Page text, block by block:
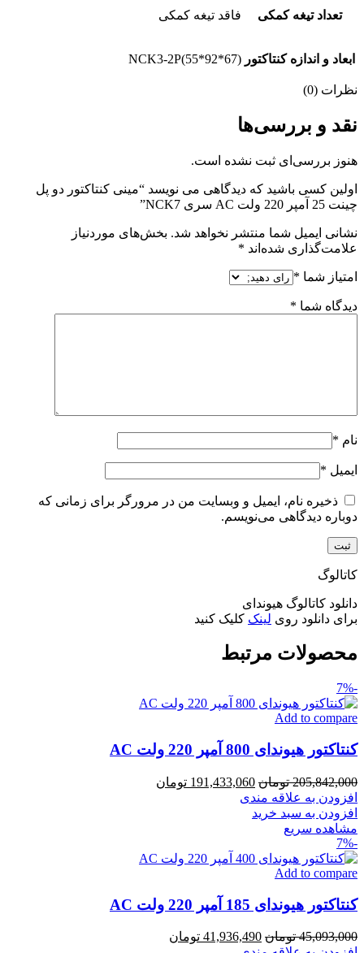
تعداد تیغه کمکی فاقد تیغه کمکی
ابعاد و اندازه کنتاکتور NCK3-2P(55*92*67)
نظرات (0)
نقد و بررسی‌ها
هنوز بررسی‌ای ثبت نشده است.
اولین کسی باشید که دیدگاهی می نویسد “مینی کنتاکتور دو پل
چینت 25 آمپر 220 ولت AC سری NCK7”
نشانی ایمیل شما منتشر نخواهد شد. بخش‌های موردنیاز
علامت‌گذاری شده‌اند *
امتیاز شما *
دیدگاه شما *
نام *
ایمیل *
ذخیره نام، ایمیل و وبسایت من در مرورگر برای زمانی که
دوباره دیدگاهی می‌نویسم.
کاتالوگ
دانلود کاتالوگ هیوندای
برای دانلود روی لینک کلیک کنید
محصولات مرتبط
-7%
Add to compare
کنتاکتور هیوندای 800 آمپر 220 ولت AC
205,842,000 تومان قیمت
اصلی
191,433,060 تومان
افزودن به علاقه مندی
افزودن به سبد خرید
مشاهده سریع
-7%
Add to compare
کنتاکتور هیوندای 185 آمپر 220 ولت AC
45,093,000 تومان قیمت
41,936,490 تومان